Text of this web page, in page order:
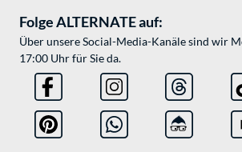
Folge ALTERNATE auf:
Über unsere Social-Media-Kanäle sind wir
17:00 Uhr für Sie da.